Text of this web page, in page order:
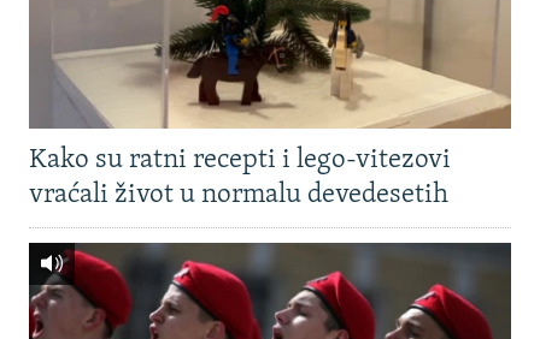
Kako su ratni recepti i lego-vitezovi
vraćali život u normalu devedesetih